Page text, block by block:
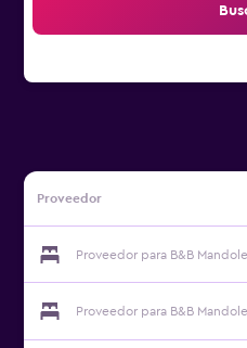
Proveedor
Proveedor para B&B
Proveedor para B&B